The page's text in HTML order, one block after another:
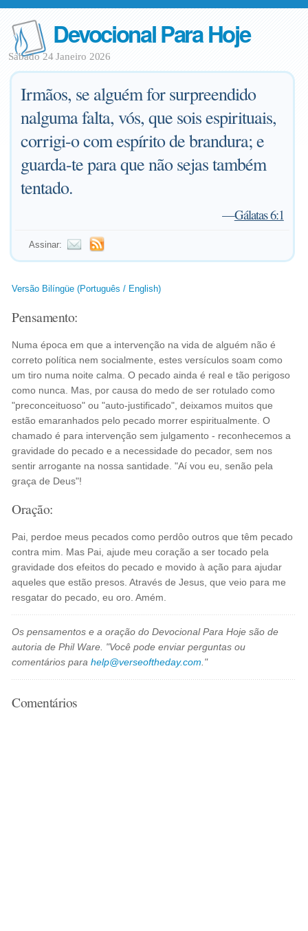
Devocional Para Hoje
Sábado 24 Janeiro 2026
Irmãos, se alguém for surpreendido
nalguma falta, vós, que sois espirituais,
corrigi-o com espírito de brandura; e
guarda-te para que não sejas também
tentado.
—Gálatas 6:1
Assinar:
Versão Bilíngüe (Português / English)
Pensamento:
Numa época em que a intervenção na vida de alguém não é
correto política nem socialmente, estes versículos soam como
um tiro numa noite calma. O pecado ainda é real e tão perigoso
como nunca. Mas, por causa do medo de ser rotulado como
"preconceituoso" ou "auto-justificado", deixamos muitos que
estão emaranhados pelo pecado morrer espiritualmente. O
chamado é para intervenção sem julgamento - reconhecemos a
gravidade do pecado e a necessidade do pecador, sem nos
sentir arrogante na nossa santidade. "Aí vou eu, senão pela
graça de Deus"!
Oração:
Pai, perdoe meus pecados como perdôo outros que têm pecado
contra mim. Mas Pai, ajude meu coração a ser tocado pela
gravidade dos efeitos do pecado e movido à ação para ajudar
aqueles que estão presos. Através de Jesus, que veio para me
resgatar do pecado, eu oro. Amém.
Os pensamentos e a oração do Devocional Para Hoje são de
autoria de Phil Ware. "Você pode enviar perguntas ou
comentários parahelp@verseoftheday.com ."
Comentários